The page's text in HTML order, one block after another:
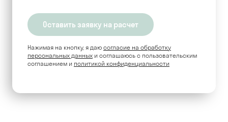
Нажимая на кнопку, я даю согласие на обработку
персональных данных и соглашаюсь c пользовательским
соглашением и политикой конфиденциальности